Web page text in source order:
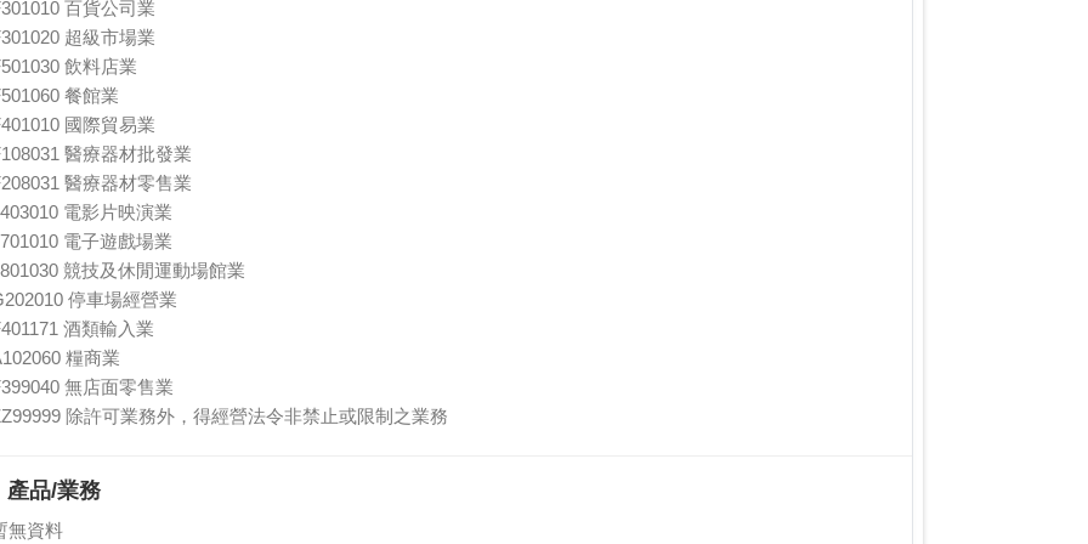
百貨公司業
超級市場業
飲料店業
餐館業
國際貿易業
醫療器材批發業
醫療器材零售業
電影片映演業
電子遊戲場業
競技及休閒運動場館業
停車場經營業
酒類輸入業
糧商業
無店面零售業
除許可業務外，得經營法令非禁止或限制之業務
產品/業務
無資料